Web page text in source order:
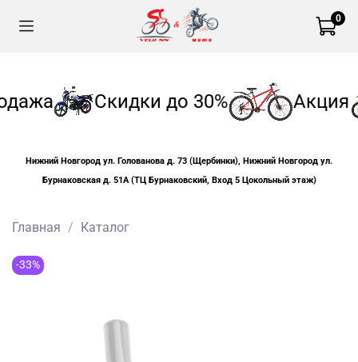
0
Скидки до 30% Акция
Нижний Новгород ул. Голованова д. 73 (Щербинки), Нижний Новгород ул.
Бурнаковская д. 51А (ТЦ Бурнаковский, Вход 5 Цокольный этаж)
Главная Каталог
-33%